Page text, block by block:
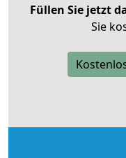
Füllen Sie jetzt
Sie